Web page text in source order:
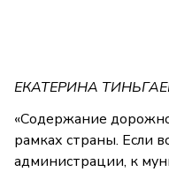
ЕКАТЕРИНА
«Содержание
рамках страны. Если
администрации, к